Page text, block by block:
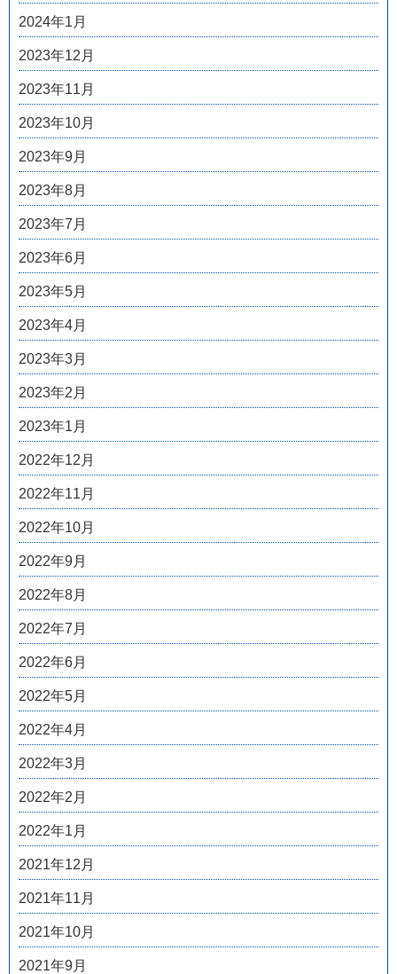
2024年1月
2023年12月
2023年11月
2023年10月
2023年9月
2023年8月
2023年7月
2023年6月
2023年5月
2023年4月
2023年3月
2023年2月
2023年1月
2022年12月
2022年11月
2022年10月
2022年9月
2022年8月
2022年7月
2022年6月
2022年5月
2022年4月
2022年3月
2022年2月
2022年1月
2021年12月
2021年11月
2021年10月
2021年9月